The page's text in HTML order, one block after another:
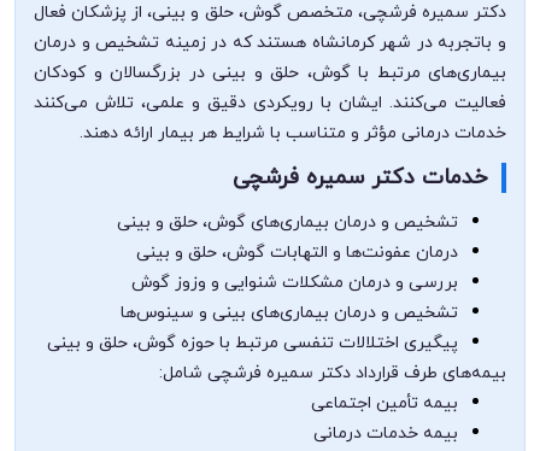
دکتر سمیره فرشچی، متخصص گوش، حلق و بینی، از پزشکان فعال
و با‌تجربه در شهر کرمانشاه هستند که در زمینه تشخیص و درمان
بیماری‌های مرتبط با گوش، حلق و بینی در بزرگسالان و کودکان
فعالیت می‌کنند. ایشان با رویکردی دقیق و علمی، تلاش می‌کنند
خدمات درمانی مؤثر و متناسب با شرایط هر بیمار ارائه دهند.
خدمات دکتر سمیره فرشچی
تشخیص و درمان بیماری‌های گوش، حلق و بینی
درمان عفونت‌ها و التهابات گوش، حلق و بینی
بررسی و درمان مشکلات شنوایی و وزوز گوش
تشخیص و درمان بیماری‌های بینی و سینوس‌ها
پیگیری اختلالات تنفسی مرتبط با حوزه گوش، حلق و بینی
بیمه‌های طرف قرارداد دکتر سمیره فرشچی شامل:
بیمه تأمین اجتماعی
بیمه خدمات درمانی